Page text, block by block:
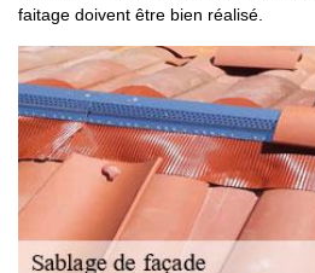
faitage doivent être bien réalisé.